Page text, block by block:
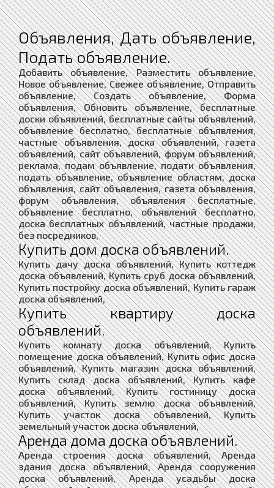
Объявления, Дать объявление,
Подать объявление.
Добавить объявление, Разместить объявление,
Новое объявление, Свежее объявление, Отправить
объявление, Создать объявление, Форма
объявления, Обновить объявление, бесплатные
доски объявлений, бесплатные сайты объявлений,
объявление бесплатно, бесплатные объявления,
частные объявления, доска объявлений, газета
объявлений, сайт объявлений, форум объявлений,
реклама, подам объявление, подати объявления,
подать объявление, объявление областям, доска
объявления, сайт объявления, газета объявления,
форум объявления, объявления бесплатные,
объявление бесплатно, объявлений бесплатно,
доска бесплатных объявлений, частные продажи,
без посредников,
Купить дом доска объявлений.
Купить дачу доска объявлений, Купить коттедж
доска объявлений, Купить сруб доска объявлений,
Купить постройку доска объявлений, Купить гараж
доска объявлений,
Купить квартиру доска
объявлений.
Купить комнату доска объявлений, Купить
помещение доска объявлений, Купить офис доска
объявлений, Купить магазин доска объявлений,
Купить склад доска объявлений, Купить кафе
доска объявлений, Купить гостиницу доска
объявлений, Купить землю доска объявлений,
Купить участок доска объявлений, Купить
земельный участок доска объявлений,
Аренда дома доска объявлений.
Аренда строения доска объявлений, Аренда
здания доска объявлений, Аренда сооружения
доска объявлений, Аренда усадьбы доска